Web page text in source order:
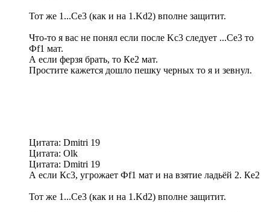
Тот же 1...Сe3 (как и на 1.Kd2) вполне защитит.
Что-то я вас не понял если после Kc3 следует ...Се3 то
Фf1 мат.
А если ферзя брать, то Кe2 мат.
Простите кажется дошло пешку черных то я и зевнул.
Цитата: Dmitri 19
Цитата: Olk
Цитата: Dmitri 19
А если Кс3, угрожает Фf1 мат и на взятие ладьёй 2. Кe2
Тот же 1...Сe3 (как и на 1.Kd2) вполне защитит.